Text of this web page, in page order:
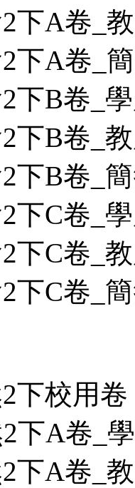
下A卷_
下A卷_
下B卷_
下B卷_
下B卷_
下C卷_
下C卷_
下C卷_
下校用卷
下A卷_
下A卷_